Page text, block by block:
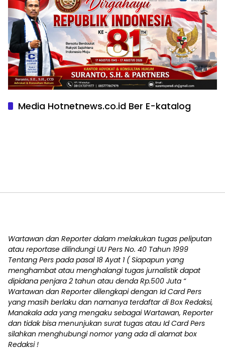
Media Hotnetnews.co.id Ber E-katalog
Wartawan dan Reporter dalam melakukan tugas peliputan
atau reportase dilindungi UU Pers No. 40 Tahun 1999
Tentang Pers pada pasal 18 Ayat 1 ( Siapapun yang
menghambat atau menghalangi tugas jurnalistik dapat
dipidana penjara 2 tahun atau denda Rp.500 Juta “
Wartawan dan Reporter dilengkapi dengan Id Card Pers
yang masih berlaku dan namanya terdaftar di Box Redaksi,
Manakala ada yang mengaku sebagai Wartawan, Reporter
dan tidak bisa menunjukan surat tugas atau Id Card Pers
silahkan menghubungi nomor yang ada di alamat box
Redaksi !